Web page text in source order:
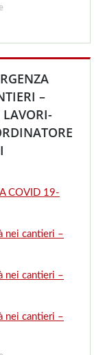
–
LAVORI-
COVID 19-
nei cantieri –
nei cantieri –
nei cantieri –